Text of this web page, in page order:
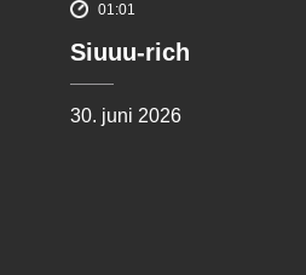
01:01
Siuuu-rich
30. juni 2026